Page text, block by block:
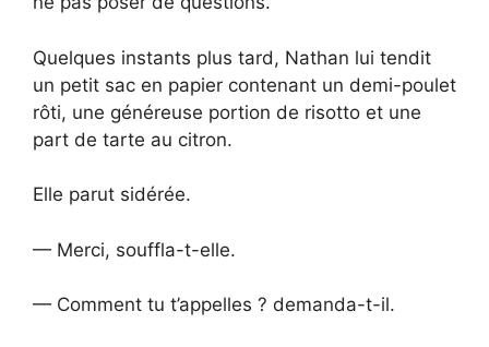
Quelques instants plus tard, Nathan lui tendit
un petit sac en papier contenant un demi-poulet
rôti, une généreuse portion de risotto et une
part de tarte au citron.
Elle parut sidérée.
— Merci, souffla-t-elle.
— Comment tu t’appelles ? demanda-t-il.